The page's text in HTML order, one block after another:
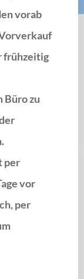
vorab
frühzeitig
Büro zu
per
vor
per